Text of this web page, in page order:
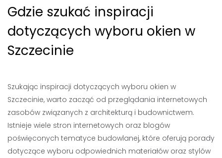
Gdzie szukać inspiracji
dotyczących wyboru okien w
Szczecinie
Szukając inspiracji dotyczących wyboru okien w
Szczecinie, warto zacząć od przeglądania internetowych
zasobów związanych z architekturą i budownictwem.
Istnieje wiele stron internetowych oraz blogów
poświęconych tematyce budowlanej, które oferują porady
dotyczące wyboru odpowiednich materiałów oraz stylów